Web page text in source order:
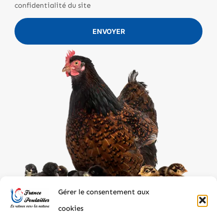
Gérer le consentement aux
cookies
confidentialité du site
ENVOYER